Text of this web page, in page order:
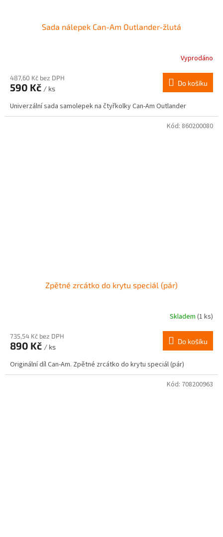
Sada nálepek Can-Am Outlander-žlutá
Vyprodáno
487,60 Kč bez DPH
590 Kč / ks
Do košíku
Univerzální sada samolepek na čtyřkolky Can-Am Outlander
Zpětné zrcátko do krytu speciál (pár)
Skladem (1 ks)
735,54 Kč bez DPH
890 Kč / ks
Do košíku
Originální díl Can-Am. Zpětné zrcátko do krytu speciál (pár)
Kód: 860200080
Kód: 708200963